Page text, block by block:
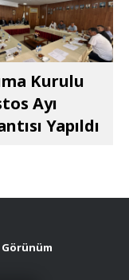
Kurulu
Ayı
Yapıldı
Görünüm